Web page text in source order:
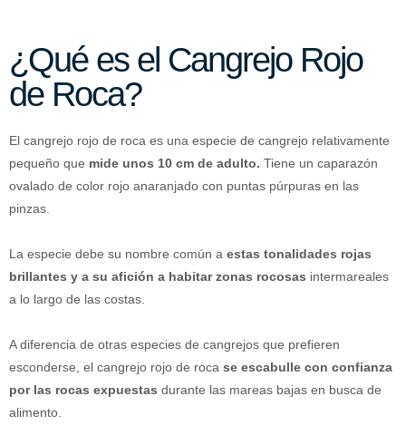
¿Qué es el Cangrejo Rojo
de Roca?
El cangrejo rojo de roca es una especie de cangrejo relativamente
pequeño que mide unos 10 cm de adulto. Tiene un caparazón
ovalado de color rojo anaranjado con puntas púrpuras en las
pinzas.
La especie debe su nombre común a estas tonalidades rojas
brillantes y a su afición a habitar zonas rocosas intermareales
a lo largo de las costas.
A diferencia de otras especies de cangrejos que prefieren
esconderse, el cangrejo rojo de roca se escabulle con confianza
por las rocas expuestas durante las mareas bajas en busca de
alimento.